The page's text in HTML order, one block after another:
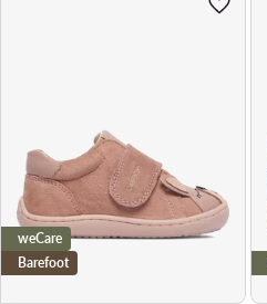
weCare
Barefoot